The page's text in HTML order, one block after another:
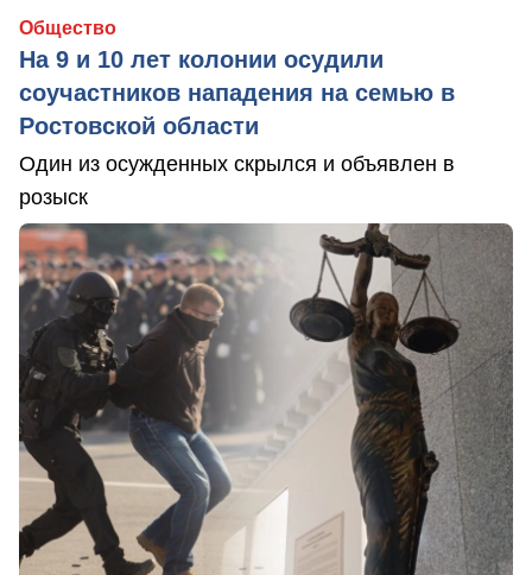
Общество
На 9 и 10 лет колонии осудили
соучастников нападения на семью в
Ростовской области
Один из осужденных скрылся и объявлен в
розыск